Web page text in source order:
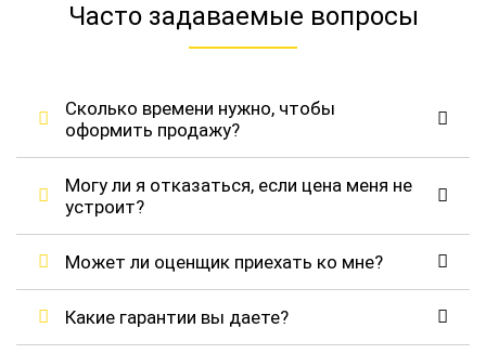
Часто задаваемые вопросы
Сколько времени нужно, чтобы
оформить продажу?
Могу ли я отказаться, если цена меня не
устроит?
Может ли оценщик приехать ко мне?
Какие гарантии вы даете?